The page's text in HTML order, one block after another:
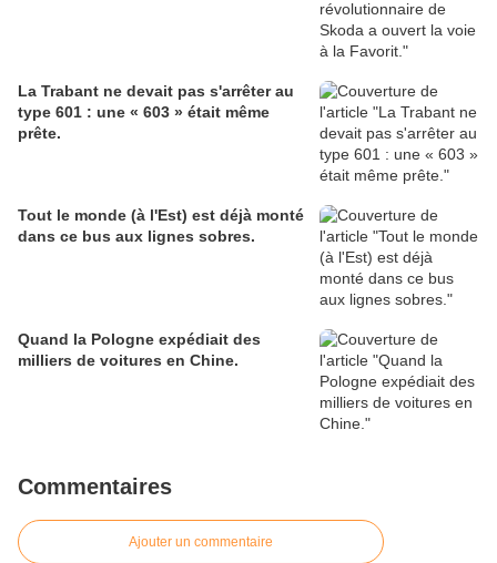
La Trabant ne devait pas s'arrêter au
type 601 : une « 603 » était même
prête.
Tout le monde (à l'Est) est déjà monté
dans ce bus aux lignes sobres.
Quand la Pologne expédiait des
milliers de voitures en Chine.
Commentaires
Ajouter un commentaire